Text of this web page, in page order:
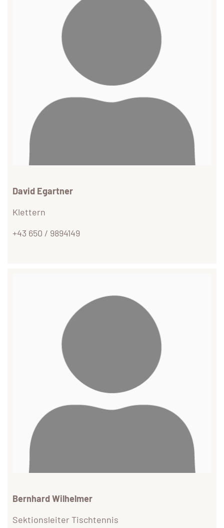
David Egartner
Klettern
+43 650 / 9894149
Bernhard Wilhelmer
Sektionsleiter Tischtennis